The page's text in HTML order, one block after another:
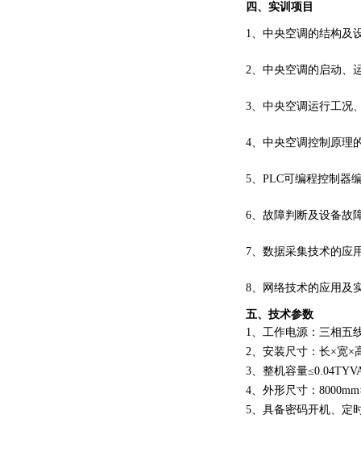
四、实训项目
1、中央空调的结构及
2、中央空调的启动、
3、中央空调运行工况
4、中央空调控制原理
5、PLC可编程控制器
6、故障判断及设备故
7、数据采集技术的应
8、网络技术的应用及
五、技术参数
1、工作电源：三相五
2、安装尺寸：长×宽×
3、整机容量
4、外形尺寸：
5、具备密码开机、定